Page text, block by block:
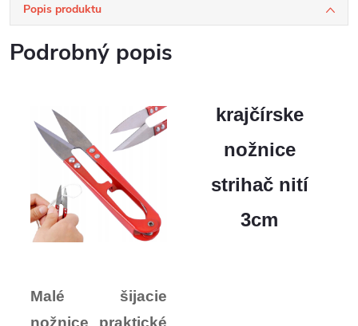
Popis produktu
Podrobný popis
krajčírske
nožnice
strihač nití
3cm
Malé šijacie